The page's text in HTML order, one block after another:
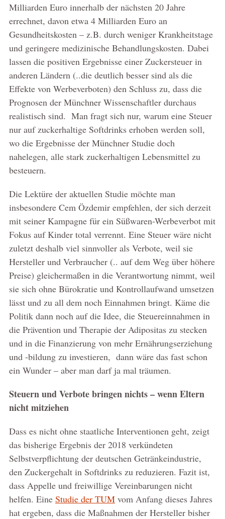
Milliarden Euro innerhalb der nächsten 20 Jahre
errechnet, davon etwa 4 Milliarden Euro an
Gesundheitskosten – z.B. durch weniger Krankheitstage
und geringere medizinische Behandlungskosten. Dabei
lassen die positiven Ergebnisse einer Zuckersteuer in
anderen Ländern (..die deutlich besser sind als die
Effekte von Werbeverboten) den Schluss zu, dass die
Prognosen der Münchner Wissenschaftler durchaus
realistisch sind. Man fragt sich nur, warum eine Steuer
nur auf zuckerhaltige Softdrinks erhoben werden soll,
wo die Ergebnisse der Münchner Studie doch
nahelegen, alle stark zuckerhaltigen Lebensmittel zu
besteuern.
Die Lektüre der aktuellen Studie möchte man
insbesondere Cem Özdemir empfehlen, der sich derzeit
mit seiner Kampagne für ein Süßwaren-Werbeverbot mit
Fokus auf Kinder total verrennt. Eine Steuer wäre nicht
zuletzt deshalb viel sinnvoller als Verbote, weil sie
Hersteller und Verbraucher (.. auf dem Weg über höhere
Preise) gleichermaßen in die Verantwortung nimmt, weil
sie sich ohne Bürokratie und Kontrollaufwand umsetzen
lässt und zu all dem noch Einnahmen bringt. Käme die
Politik dann noch auf die Idee, die Steuereinnahmen in
die Prävention und Therapie der Adipositas zu stecken
und in die Finanzierung von mehr Ernährungserziehung
und -bildung zu investieren, dann wäre das fast schon
ein Wunder – aber man darf ja mal träumen.
Steuern und Verbote bringen nichts – wenn Eltern
nicht mitziehen
Dass es nicht ohne staatliche Interventionen geht, zeigt
das bisherige Ergebnis der 2018 verkündeten
Selbstverpflichtung der deutschen Getränkeindustrie,
den Zuckergehalt in Softdrinks zu reduzieren. Fazit ist,
dass Appelle und freiwillige Vereinbarungen nicht
helfen. Eine Studie der TUMvom Anfang dieses Jahres
hat ergeben, dass die Maßnahmen der Hersteller bisher